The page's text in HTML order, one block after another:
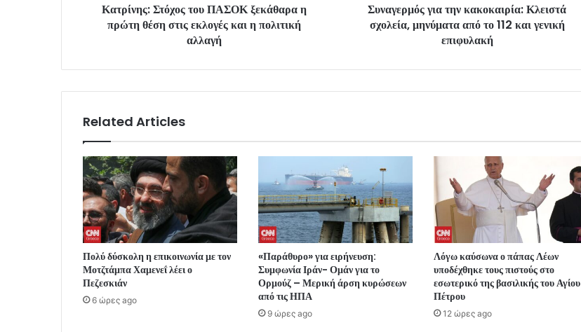
Κατρίνης: Στόχος του ΠΑΣΟΚ ξεκάθαρα η
πρώτη θέση στις εκλογές και η πολιτική
αλλαγή
Συναγερμός για την κακοκαιρία: Κλειστά
σχολεία, μηνύματα από το 112 και γενική
επιφυλακή
Related Articles
Πολύ δύσκολη η επικοινωνία με τον
Μοτζτάμπα Χαμενεΐ λέει ο
Πεζεσκιάν
6 ώρες ago
«Παράθυρο» για ειρήνευση:
Συμφωνία Ιράν- Ομάν για το
Ορμούζ – Μερική άρση κυρώσεων
από τις ΗΠΑ
9 ώρες ago
Λόγω καύσωνα ο πάπας Λέων
υποδέχθηκε τους πιστούς στο
εσωτερικό της βασιλικής του Αγίου
Πέτρου
12 ώρες ago